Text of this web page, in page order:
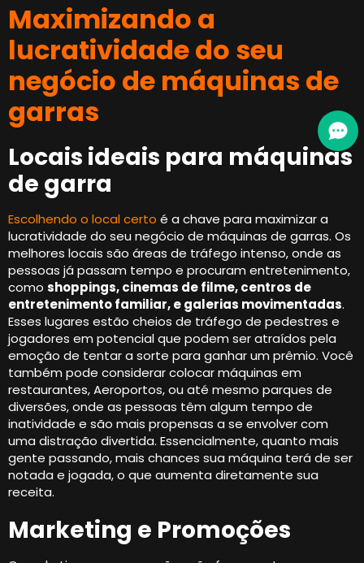
Maximizando a
lucratividade do seu
negócio de máquinas de
garras
Locais ideais para máquinas
de garra
Escolhendo o local certo é a chave para maximizar a
lucratividade do seu negócio de máquinas de garras. Os
melhores locais são áreas de tráfego intenso, onde as
pessoas já passam tempo e procuram entretenimento,
como shoppings, cinemas de filme, centros de
entretenimento familiar, e galerias movimentadas.
Esses lugares estão cheios de tráfego de pedestres e
jogadores em potencial que podem ser atraídos pela
emoção de tentar a sorte para ganhar um prêmio. Você
também pode considerar colocar máquinas em
restaurantes, Aeroportos, ou até mesmo parques de
diversões, onde as pessoas têm algum tempo de
inatividade e são mais propensas a se envolver com
uma distração divertida. Essencialmente, quanto mais
gente passando, mais chances sua máquina terá de ser
notada e jogada, o que aumenta diretamente sua
receita.
Marketing e Promoções